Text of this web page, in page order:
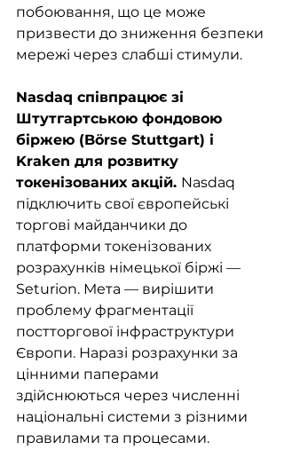
побоювання, що це може
призвести до зниження безпеки
мережі через слабші стимули.
Nasdaq співпрацює зі
Штутгартською фондовою
біржею (Börse Stuttgart) і
Kraken для розвитку
токенізованих акцій. Nasdaq
підключить свої європейські
торгові майданчики до
платформи токенізованих
розрахунків німецької біржі —
Seturion. Мета — вирішити
проблему фрагментації
постторгової інфраструктури
Європи. Наразі розрахунки за
цінними паперами
здійснюються через численні
національні системи з різними
правилами та процесами.